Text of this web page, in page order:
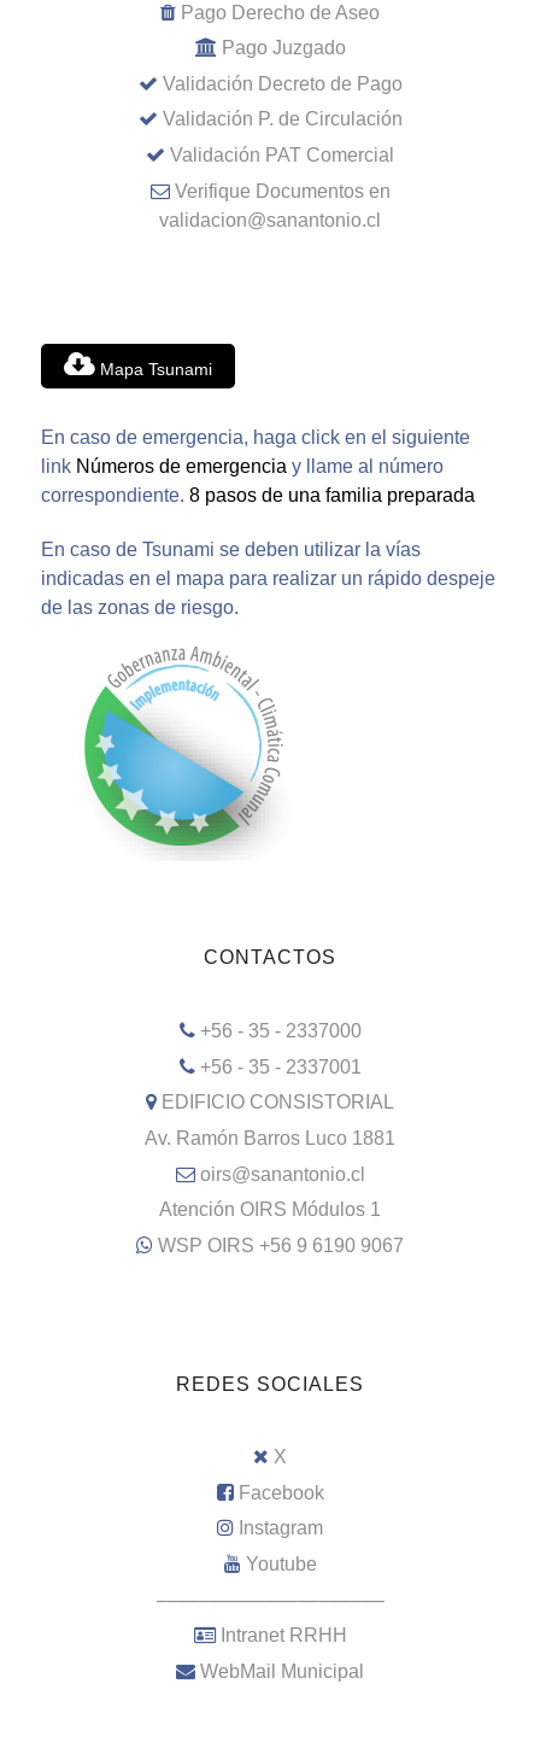
Pago Derecho de Aseo
Pago Juzgado
Validación Decreto de Pago
Validación P. de Circulación
Validación PAT Comercial
Verifique Documentos en
validacion@sanantonio.cl
Mapa Tsunami
En caso de emergencia, haga click en el siguiente
link Números de emergencia y llame al número
correspondiente. 8 pasos de una familia preparada
En caso de Tsunami se deben utilizar la vías
indicadas en el mapa para realizar un rápido despeje
de las zonas de riesgo.
CONTACTOS
+56 - 35 - 2337000
+56 - 35 - 2337001
EDIFICIO CONSISTORIAL
Av. Ramón Barros Luco 1881
oirs@sanantonio.cl
Atención OIRS Módulos 1
WSP OIRS +56 9 6190 9067
REDES SOCIALES
X
Facebook
Instagram
Youtube
–––––––––––––––––––––
Intranet RRHH
WebMail Municipal